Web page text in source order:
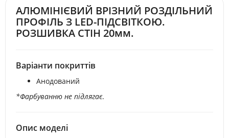
АЛЮМІНІЄВИЙ ВРІЗНИЙ РОЗДІЛЬНИЙ
ПРОФІЛЬ З LED-ПІДСВІТКОЮ.
РОЗШИВКА СТІН 20мм.
Варіанти покриттів
Анодований
*Фарбуванню не підлягає.
Опис моделі